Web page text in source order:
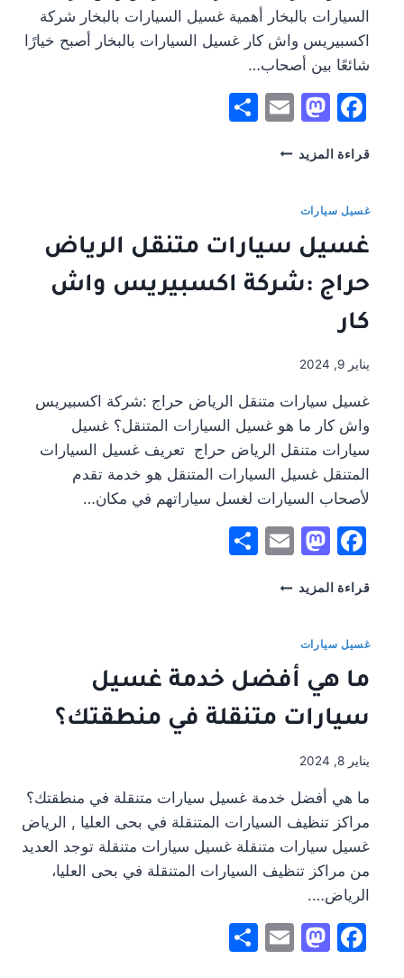
السيارات بالبخار أهمية غسيل السيارات بالبخار شركة
اكسبيريس واش كار غسيل السيارات بالبخار أصبح خيارًا
شائعًا بين أصحاب…
Facebook
Mastodon
Email
Share
قراءة المزيد أهم
في
الرياض
–
غسيل سيارات
غسيل سيارات متنقل الرياض
حراج :شركة اكسبيريس واش
كار
يناير 9, 2024
غسيل سيارات متنقل الرياض حراج :شركة اكسبيريس
واش كار ما هو غسيل السيارات المتنقل؟ غسيل
سيارات متنقل الرياض حراج تعريف غسيل السيارات
المتنقل غسيل السيارات المتنقل هو خدمة تقدم
لأصحاب السيارات لغسل سياراتهم في مكان…
Facebook
Mastodon
Email
Share
قراءة المزيد غسيل
:شركة
واش
غسيل سيارات
ما هي أفضل خدمة غسيل
سيارات متنقلة في منطقتك؟
يناير 8, 2024
ما هي أفضل خدمة غسيل سيارات متنقلة في منطقتك؟
مراكز تنظيف السيارات المتنقلة في بحى العليا , الرياض
غسيل سيارات متنقلة غسيل سيارات متنقلة توجد العديد
من مراكز تنظيف السيارات المتنقلة في بحى العليا،
الرياض….
Facebook
Mastodon
Email
Share